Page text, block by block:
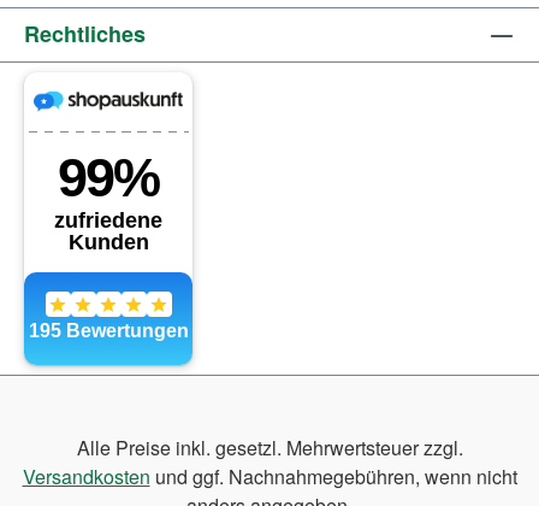
Rechtliches
Alle Preise inkl. gesetzl. Mehrwertsteuer zzgl.
Versandkosten und ggf. Nachnahmegebühren, wenn nicht